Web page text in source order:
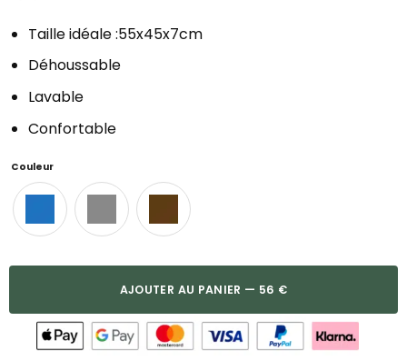
Taille idéale :55x45x7cm
Déhoussable
Lavable
Confortable
Couleur
AJOUTER AU PANIER — 56 €